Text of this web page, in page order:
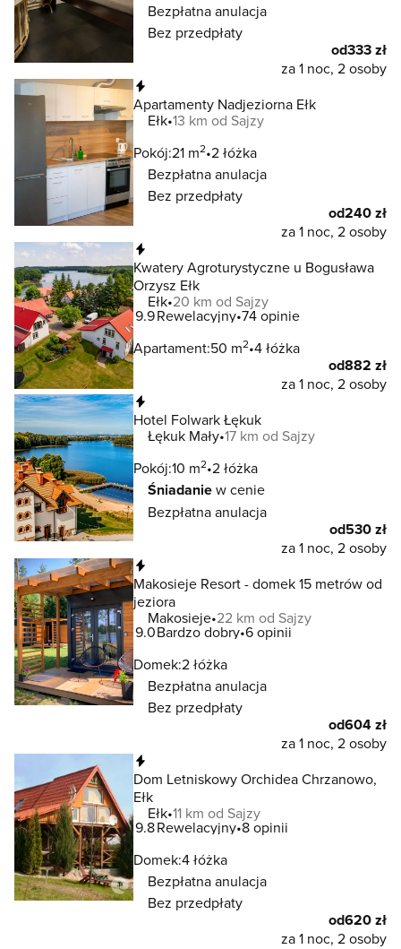
Bezpłatna anulacja
Bez przedpłaty
od333 zł
za 1 noc, 2 osoby
Apartamenty Nadjeziorna Ełk
Ełk 13 km od Sajzy
Pokój:21 m2 2 łóżka
Bezpłatna anulacja
Bez przedpłaty
od240 zł
za 1 noc, 2 osoby
Kwatery Agroturystyczne u Bogusława
Orzysz Ełk
Ełk 20 km od Sajzy
9.9Rewelacyjny 74 opinie
Apartament:50 m2 4 łóżka
od882 zł
za 1 noc, 2 osoby
Hotel Folwark Łękuk
Łękuk Mały 17 km od Sajzy
Pokój:10 m2 2 łóżka
Śniadaniew cenie
Bezpłatna anulacja
od530 zł
za 1 noc, 2 osoby
Makosieje Resort - domek 15 metrów od
jeziora
Makosieje 22 km od Sajzy
9.0Bardzo dobry 6 opinii
Domek:2 łóżka
Bezpłatna anulacja
Bez przedpłaty
od604 zł
za 1 noc, 2 osoby
Dom Letniskowy Orchidea Chrzanowo,
Ełk
Ełk 11 km od Sajzy
9.8Rewelacyjny 8 opinii
Domek:4 łóżka
Bezpłatna anulacja
Bez przedpłaty
od620 zł
za 1 noc, 2 osoby